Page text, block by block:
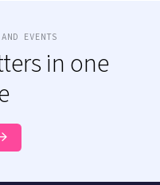
EVENTS
in one